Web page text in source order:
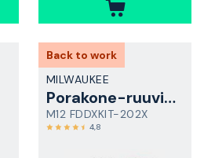
Back to work
MILWAUKEE
Porakone-ruuvinväännin
M12 FDDXKIT-202X
4,8